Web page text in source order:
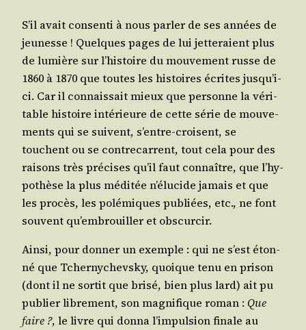
S’il avait consen­ti à nous par­ler de ses années de
jeu­nesse ! Quelques pages de lui jet­te­raient plus
de lumière sur l’his­toire du mou­ve­ment russe de
1860 à 1870 que toutes les his­toires écrites jus­qu’i­
ci. Car il connais­sait mieux que per­sonne la véri­
table his­toire inté­rieure de cette série de mou­ve­
ments qui se suivent, s’entre-croisent, se
touchent ou se contre­carrent, tout cela pour des
rai­sons très pré­cises qu’il faut connaître, que l’hy­
po­thèse la plus médi­tée n’é­lu­cide jamais et que
les pro­cès, les polé­miques publiées, etc., ne font
sou­vent qu’embrouiller et obscurcir.
Ain­si, pour don­ner un exemple : qui ne s’est éton­
né que Tcher­ny­chevs­ky, quoique tenu en pri­son
(dont il ne sor­tit que bri­sé, bien plus lard) ait pu
publier libre­ment, son magni­fique roman : Que
faire ?, le livre qui don­na l’im­pul­sion finale au